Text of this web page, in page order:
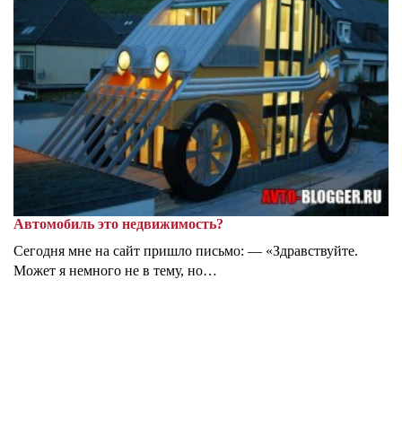
Автомобиль это недвижимость?
Сегодня мне на сайт пришло письмо: — «Здравствуйте.
Может я немного не в тему, но…